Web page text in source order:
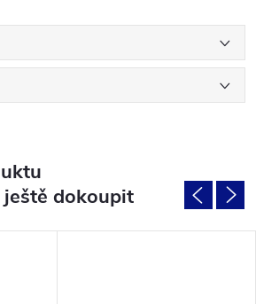
dokoupit